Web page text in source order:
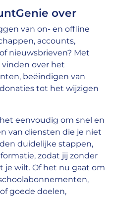
over
van on- en offline
accounts,
nieuwsbrieven? Met
vinden over het
beëindigen van
tot het wijzigen
eenvoudig om snel en
van diensten die je niet
duidelijke stappen,
zodat jij zonder
wilt. Of het nu gaat om
goede doelen,